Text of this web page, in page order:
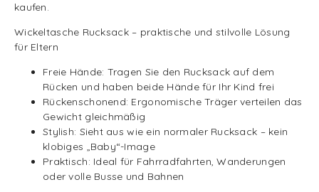
kaufen.
Wickeltasche Rucksack – praktische und stilvolle Lösung
für Eltern
Freie Hände: Tragen Sie den Rucksack auf dem
Rücken und haben beide Hände für Ihr Kind frei
Rückenschonend: Ergonomische Träger verteilen das
Gewicht gleichmäßig
Stylish: Sieht aus wie ein normaler Rucksack – kein
klobiges „Baby“-Image
Praktisch: Ideal für Fahrradfahrten, Wanderungen
oder volle Busse und Bahnen